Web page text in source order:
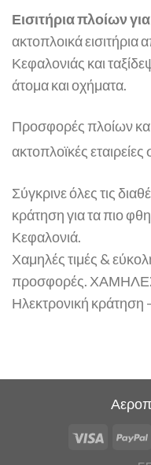
Εισιτήρια πλοίων
ακτοπλοικά εισιτήρια
Κεφαλονιάς και
άτομα και οχήματα.
Προσφορές πλοίων
ακτοπλοϊκές εταιρείες
Σύγκρινε όλες τις
κράτηση για τα πιο
Κεφαλονιά.
Χαμηλές τιμές &
προσφορές.
Ηλεκτρονική κράτηση